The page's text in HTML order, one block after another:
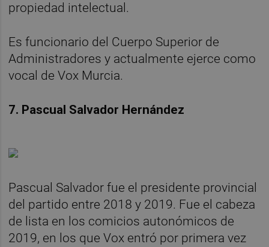
propiedad intelectual.
Es funcionario del Cuerpo Superior de
Administradores y actualmente ejerce como
vocal de Vox Murcia.
7. Pascual Salvador Hernández
Pascual Salvador fue el presidente provincial
del partido entre 2018 y 2019. Fue el cabeza
de lista en los comicios autonómicos de
2019, en los que Vox entró por primera vez